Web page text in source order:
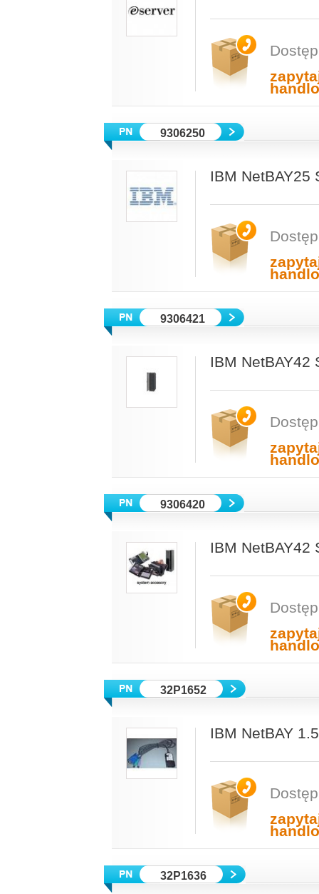
9306250
IBM NetBAY25
9306421
IBM NetBAY42
9306420
IBM NetBAY42
32P1652
IBM NetBAY
32P1636